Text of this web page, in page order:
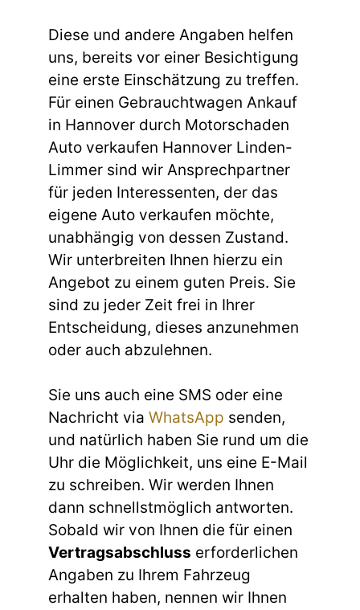
Diese und andere Angaben helfen
uns, bereits vor einer Besichtigung
eine erste Einschätzung zu treffen.
Für einen Gebrauchtwagen Ankauf
in Hannover durch Motorschaden
Auto verkaufen Hannover Linden-
Limmer sind wir Ansprechpartner
für jeden Interessenten, der das
eigene Auto verkaufen möchte,
unabhängig von dessen Zustand.
Wir unterbreiten Ihnen hierzu ein
Angebot zu einem guten Preis. Sie
sind zu jeder Zeit frei in Ihrer
Entscheidung, dieses anzunehmen
oder auch abzulehnen.
Sie uns auch eine SMS oder eine
Nachricht via WhatsApp senden,
und natürlich haben Sie rund um die
Uhr die Möglichkeit, uns eine E-Mail
zu schreiben. Wir werden Ihnen
dann schnellstmöglich antworten.
Sobald wir von Ihnen die für einen
Vertragsabschluss erforderlichen
Angaben zu Ihrem Fahrzeug
erhalten haben, nennen wir Ihnen